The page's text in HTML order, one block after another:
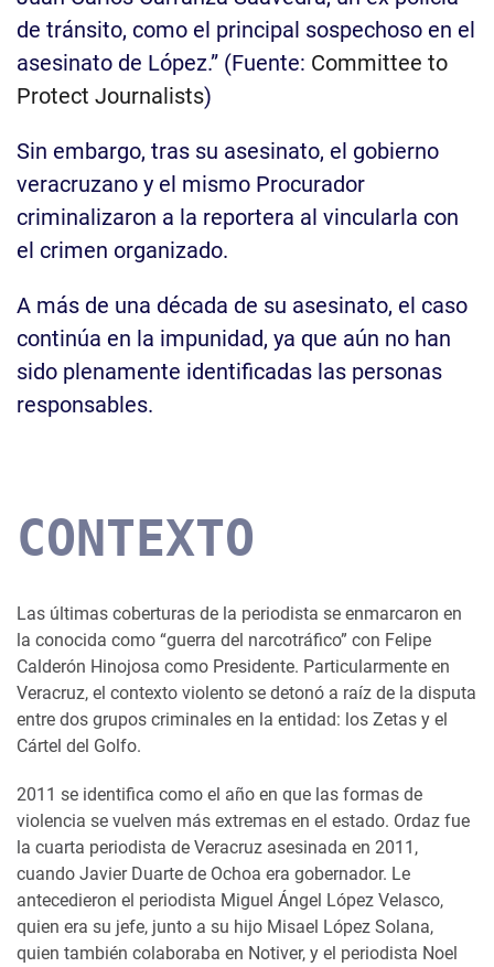
de tránsito, como el principal sospechoso en el
asesinato de López.” (Fuente: Committee to
Protect Journalists)
Sin embargo, tras su asesinato, el gobierno
veracruzano y el mismo Procurador
criminalizaron a la reportera al vincularla con
el crimen organizado.
A más de una década de su asesinato, el caso
continúa en la impunidad, ya que aún no han
sido plenamente identificadas las personas
responsables.
CONTEXTO
Las últimas coberturas de la periodista se enmarcaron en
la conocida como “guerra del narcotráfico” con Felipe
Calderón Hinojosa como Presidente. Particularmente en
Veracruz, el contexto violento se detonó a raíz de la disputa
entre dos grupos criminales en la entidad: los Zetas y el
Cártel del Golfo.
2011 se identifica como el año en que las formas de
violencia se vuelven más extremas en el estado. Ordaz fue
la cuarta periodista de Veracruz asesinada en 2011,
cuando Javier Duarte de Ochoa era gobernador. Le
antecedieron el periodista Miguel Ángel López Velasco,
quien era su jefe, junto a su hijo Misael López Solana,
quien también colaboraba en Notiver, y el periodista Noel